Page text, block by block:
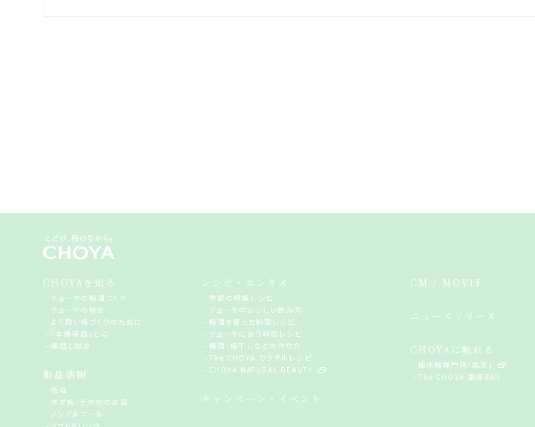
CHOYAを知る
チョーヤの梅酒づくり
チョーヤの歴史
より良い梅づくりのために
「本格梅酒」とは
梅酒と歴史
製品情報
梅酒
ゆず梅・その他のお酒
ノンアルコール
レシピ・エンタメ
季節の特集レシピ
チョーヤのおいしい飲み方
梅酒を使った料理レシピ
チョーヤにあう料理レシピ
梅酒・梅干しなどの作り方
The CHOYA カクテルレシピ
CHOYA NATURAL BEAUTY
キャンペーン・イベント
CM / MOVIE
ニュースリリース
CHOYAに触れる
梅体験専門店「蝶矢」
The CHOYA 銀座BAR